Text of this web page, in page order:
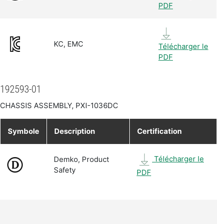
PDF
KC, EMC
Télécharger le
PDF
192593-01
CHASSIS ASSEMBLY, PXI-1036DC
Symbole Description Certification
Demko, Product
Safety
Télécharger le
PDF